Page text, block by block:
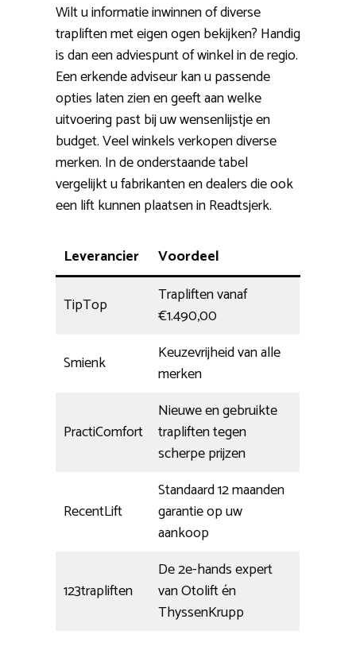
Wilt u informatie inwinnen of diverse
trapliften met eigen ogen bekijken? Handig
is dan een adviespunt of winkel in de regio.
Een erkende adviseur kan u passende
opties laten zien en geeft aan welke
uitvoering past bij uw wensenlijstje en
budget. Veel winkels verkopen diverse
merken. In de onderstaande tabel
vergelijkt u fabrikanten en dealers die ook
een lift kunnen plaatsen in Readtsjerk.
Leverancier Voordeel
TipTop
Trapliften vanaf
€1.490,00
Smienk
Keuzevrijheid van alle
merken
PractiComfort
Nieuwe en gebruikte
trapliften tegen
scherpe prijzen
RecentLift
Standaard 12 maanden
garantie op uw
aankoop
123trapliften
De 2e-hands expert
van Otolift én
ThyssenKrupp